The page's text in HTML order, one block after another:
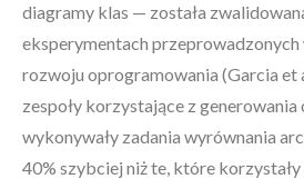
diagramy klas — została
eksperymentach
rozwoju oprogramowania (Garcia et
zespoły korzystające z generowania
wykonywały zadania wyrównania
40% szybciej niż te, które